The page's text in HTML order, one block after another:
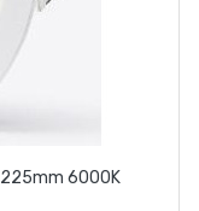
225mm 6000K